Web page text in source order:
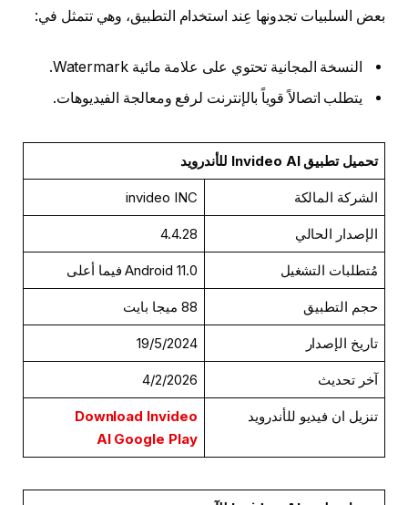
بعض السلبيات تجدونها عِند استخدام التطبيق، وهي تتمثل في:
النسخة المجانية تحتوي على علامة مائية Watermark.
يتطلب اتصالاً قوياً بالإنترنت لرفع ومعالجة الفيديوهات.
تحميل تطبيق Invideo AI للأندرويد
الشركة المالكة invideo INC
الإصدار الحالي 4.4.28
مُتطلبات التشغيل Android 11.0 فيما أعلى
حجم التطبيق 88 ميجا بايت
تاريخ الإصدار 19/5/2024
آخر تحديث 4/2/2026
تنزيل ان فيديو للأندرويد
Download Invideo
AI Google Play